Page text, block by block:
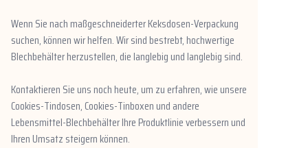
Wenn Sie nach maßgeschneiderter Keksdosen-Verpackung
suchen, können wir helfen. Wir sind bestrebt, hochwertige
Blechbehälter herzustellen, die langlebig und langlebig sind.
Kontaktieren Sie uns noch heute, um zu erfahren, wie unsere
Cookies-Tindosen, Cookies-Tinboxen und andere
Lebensmittel-Blechbehälter Ihre Produktlinie verbessern und
Ihren Umsatz steigern können.